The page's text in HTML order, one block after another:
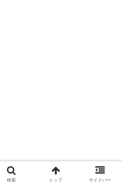
検索 トップ サイドバー